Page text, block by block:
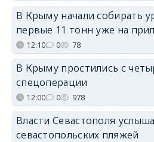
В Крыму начали собирать
первые 11 тонн уже на
12:10 0 78
В Крыму простились с
спецоперации
12:00 0 978
Власти Севастополя
севастопольских пляжей